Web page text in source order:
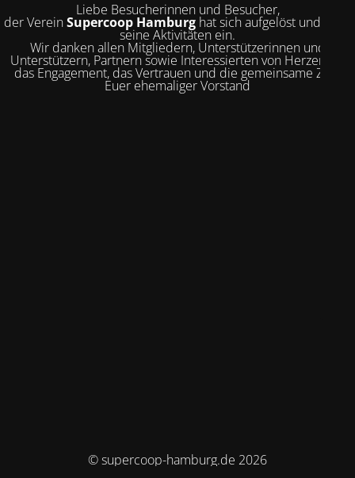
Liebe Besucherinnen und Besucher,
der VereinSupercoop Hamburg hat sich aufgelöst und stellt
seine Aktivitäten ein.
Wir danken allen Mitgliedern, Unterstützerinnen und
Unterstützern, Partnern sowie Interessierten von Herzen für
das Engagement, das Vertrauen und die gemeinsame Zeit.
Euer ehemaliger Vorstand
© supercoop-hamburg.de 2026